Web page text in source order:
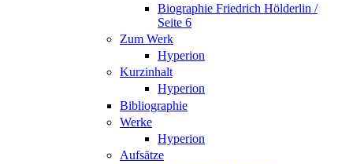
Biographie Friedrich Hölderlin /
Seite 6
Zum Werk
Hyperion
Kurzinhalt
Hyperion
Bibliographie
Werke
Hyperion
Aufsätze